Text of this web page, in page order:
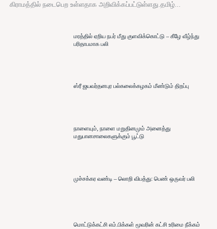
கிராமத்தில் நடைபெற உள்ளதாக அறிவிக்கப்பட்டுள்ளது.தமிழ்...
மரத்தில் ஏறிய நபர் மீது குளவிக்கொட்டு – கீழே வீழ்ந்து
பரிதாபமாக பலி
ஸ்ரீ ஜயவர்தனபுர பல்கலைக்கழகம் மீண்டும் திறப்பு
நாளையும், நாளை மறுதினமும் அனைத்து
மதுபானசாலைகளுக்கும் பூட்டு
முச்சக்கர வண்டி – லொறி விபத்து: பெண் ஒருவர் பலி
மொட்டுக்கட்சி எம்.பிக்கள் மூவரின் கட்சி உரிமை நீக்கம்